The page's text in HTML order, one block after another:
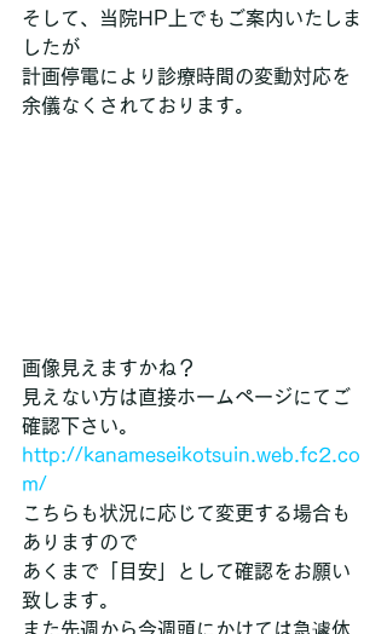
そして、当院HP上でもご案内いたしま
したが
計画停電により診療時間の変動対応を
余儀なくされております。
画像見えますかね？
見えない方は直接ホームページにてご
確認下さい。
http://kanameseikotsuin.web.fc2.co
m/
こちらも状況に応じて変更する場合も
ありますので
あくまで「目安」として確認をお願い
致します。
また先週から今週頭にかけては急遽休